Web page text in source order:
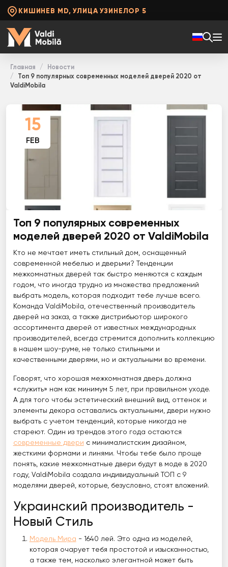
КИШИНЕВ MD, УЛИЦА УЗИНЕЛОР 5
Главная
Новости
Топ 9 популярных современных моделей дверей 2020 от
ValdiMobila
15
FEB
Топ 9 популярных современных
моделей дверей 2020 от ValdiMobila
Кто не мечтает иметь стильный дом, оснащенный
современной мебелью и дверьми? Тенденции
межкомнатных дверей так быстро меняются с каждым
годом, что иногда трудно из множества предложений
выбрать модель, которая подходит тебе лучше всего.
Команда ValdiMobila, отечественный производитель
дверей на заказ, а также дистрибьютор широкого
ассортимента дверей от известных международных
производителей, всегда стремится дополнить коллекцию
в нашем шоу-руме, не только стильными и
качественными дверями, но и актуальными во времени.
Говорят, что хорошая межкомнатная дверь должна
«служить» нам как минимум 5 лет, при правильном уходе.
А для того чтобы эстетический внешний вид, оттенок и
элементы декора оставались актуальными, двери нужно
выбрать с учетом тенденций, которые никогда не
стареют. Один из трендов этого года остаются
современные двери с минималистским дизайном,
жесткими формами и линями. Чтобы тебе было проще
понять, какие межкомнатные двери будут в моде в 2020
году, ValdiMobila создала индивидуальный ТОП с 9
моделями дверей, которые, безусловно, стоят вложений.
Украинский производитель -
Новый Стиль
Модель Мира - 1640 лей. Это одна из моделей,
которая очарует тебя простотой и изысканностью,
а также тем, насколько элегантной может быть